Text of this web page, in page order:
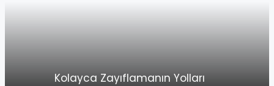
Kolayca Zayıflamanın Yolları